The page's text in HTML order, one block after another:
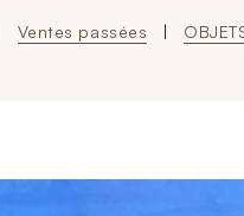
Ventes passées |